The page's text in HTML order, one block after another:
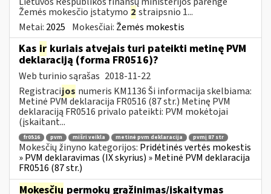
Žemės mokesčio įstatymo 2 straipsnio 1...
Metai: 2025 Mokesčiai: Žemės mokestis
Kas ir kuriais atvejais turi pateikti metinę PVM
deklaraciją (forma FR0516)?
Web turinio sąrašas 2018-11-22
Registracijos numeris KM1136 Ši informacija skelbiama:
Metinė PVM deklaracija FR0516 (87 str.) Metinę PVM
deklaraciją FR0516 privalo pateikti: PVM mokėtojai
(įskaitant...
fr0516 pvm mišri veikla metinė pvm deklaracija pvmį 87 str
Mokesčių žinyno kategorijos: Pridėtinės vertės mokestis
» PVM deklaravimas (IX skyrius) » Metinė PVM deklaracija
FR0516 (87 str.)
Mokesčių permokų grąžinimas/įskaitymas